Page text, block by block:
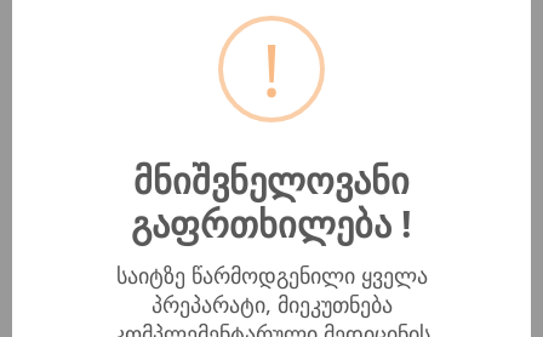
მოლისანი ელექსირი აუმჯობესებს კუჭნაწლავის
მოქმედებას და ნივთუერებათა ცვლას. აჩქარებს
ორგანიზმიდან შხამების, წიდების და სხვა მავნე
ნივთიერებების გამოდევნას. მოლისანი ელექსირი
მიიღება 15-20 მლ. დილით უზმოზე, 15-20 მლ. დღეში
სამჯერ. დილით უზმოზე, შუადღეს, ჭამამდე 30წ.
ადრე, და საღამოს, 30 წუთით ადრე დაძინებამდე.
როგორ შევათბოთ მოლისანი?მოლისანის საჭირო
რაოდენობა ჩაასხით ფინჯანში, და ჩადგით ცხელ
წყალში, ამ შემთხვევაში მოლისანის აქტიურობა
მნიშვნელოვნად იმატებს, მაგრამ გაცხელბული
!
მნიშვნელოვანი
გაფრთხილება !
საიტზე წარმოდგენილი ყველა
პრეპარატი, მიეკუთნება